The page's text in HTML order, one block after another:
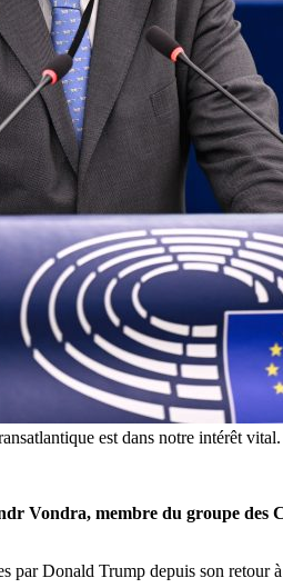
est dans notre intérêt
Vondra, membre du groupe des
par Donald Trump depuis son